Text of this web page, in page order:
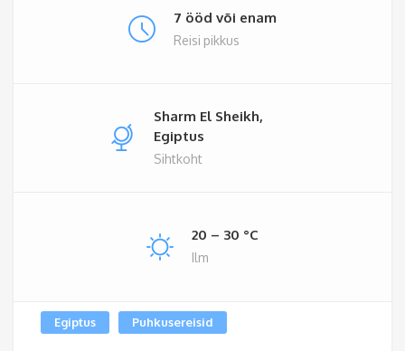
7 ööd või enam
Reisi pikkus
Sharm El Sheikh,
Egiptus
Sihtkoht
20 – 30 °C
Ilm
Egiptus Puhkusereisid